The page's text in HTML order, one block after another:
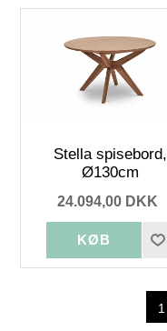
Stella spisebord,
Ø130cm
24.094,00 DKK
1